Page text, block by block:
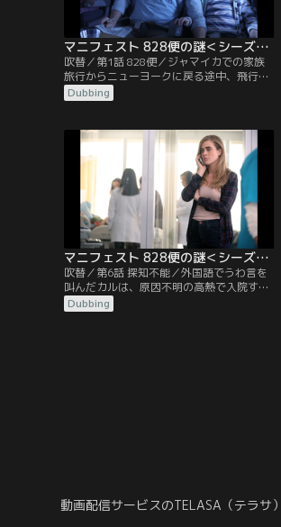
マニフェスト 828便の謎＜シーズン1＞ 第01話／吹替
吹替／第1話 828便／ジャマイカでの家族
旅行からニューヨークに戻る途中、飛行機
が満席だったのでミカエラと兄のベン、ベ
ンの息子で白血病のカルは次の便に乗るこ
離陸から5年半が経過していた。残された
家族は彼らが死んだと嘆いていたが、突然
の不可解な現象を目の前にして、理解しよ
うと困惑する。
Dubbing
マニフェスト 828便の謎＜シーズン1＞ 第06話／吹替
吹替／第6話 探知不能／外国語でうわ言を
叫んだカルは、原因不明の高熱で入院す
る。カルの不思議なうわ言を聞いたサンビ
は、828便の機内で聞いた言葉だと気づ
Dubbing
動画配信サービスのTELASA（テラサ）